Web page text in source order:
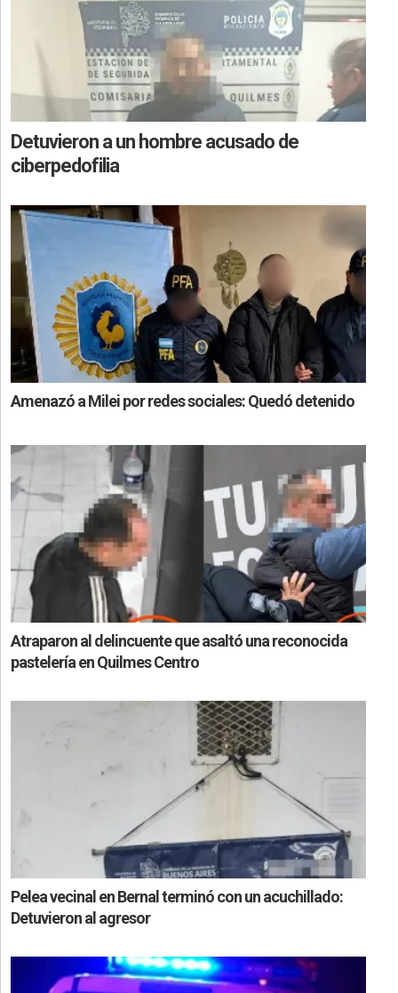
Detuvieron a un hombre acusado de
ciberpedofilia
Amenazó a Milei por redes sociales: Quedó detenido
Atraparon al delincuente que asaltó una reconocida
pastelería en Quilmes Centro
Pelea vecinal en Bernal terminó con un acuchillado:
Detuvieron al agresor